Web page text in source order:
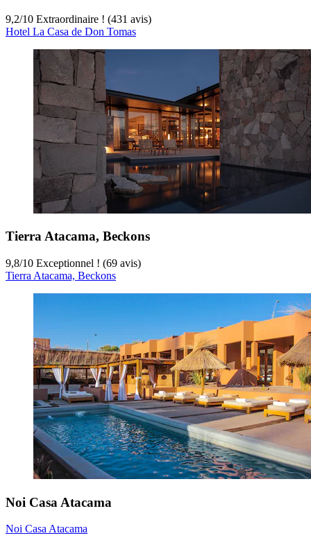
9,2/10 Extraordinaire ! (431 avis)
Hotel La Casa de Don Tomas
Tierra Atacama, Beckons
9,8/10 Exceptionnel ! (69 avis)
Tierra Atacama, Beckons
Noi Casa Atacama
Noi Casa Atacama